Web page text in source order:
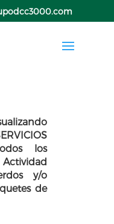
los
y/o
de